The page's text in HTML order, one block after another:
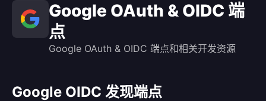
Google OAuth & OIDC 端
点
Google OAuth & OIDC 端点和相关开发资源
Google OIDC 发现端点